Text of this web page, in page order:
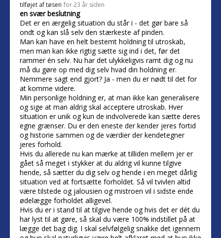
tilføjet aftøsen for 23 år siden
en svær beslutning
Det er en ærgelig situation du står i - det gør bare så
ondt og kan slå selv den stærkeste af pinden.
Man kan have en helt bestemt holdning til utroskab,
men man kan ikke rigtig sætte sig ind i det, før det
rammer én selv. Nu har det ulykkeligvis ramt dig og nu
må du gøre op med dig selv hvad din holdning er.
Nemmere sagt end gjort? Ja - men du er nødt til det for
at komme videre.
Min personlige holdning er, at man ikke kan generalisere
og sige at man aldrig skal acceptere utroskab. Hver
situation er unik og kun de indvolverede kan sætte deres
egne grænser. Du er den eneste der kender jeres fortid
og historie sammen og de værdier der kendetegner
jeres forhold.
Hvis du allerede nu kan mærke at tilliden mellem jer er
gået så meget i stykker at du aldrig vil kunne tilgive
hende, så sætter du dig selv og hende i en meget dårlig
situation ved at fortsætte forholdet. Så vil tvivlen altid
være tilstede og jalousien og mistroen vil i sidste ende
ødelægge forholdet alligevel.
Hvis du er i stand til at tilgive hende og hvis det er dét du
har lyst til at gøre, så skal du være 100% indstillet på at
lægge det bag dig. I skal selvfølgelig snakke det igennem